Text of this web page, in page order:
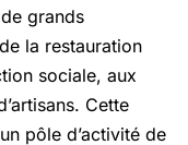
grands
la restauration
sociale, aux
Cette
pôle d’activité de